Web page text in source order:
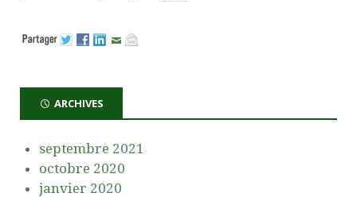
ARCHIVES
septembre 2021
octobre 2020
janvier 2020